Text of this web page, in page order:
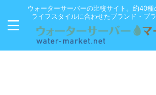
ウォーターサーバーの比較サイト。約40種
ライフスタイルに合わせたブランド・プ